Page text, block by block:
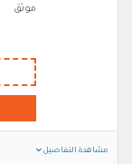
موثق
مشاهدة التفاصيل